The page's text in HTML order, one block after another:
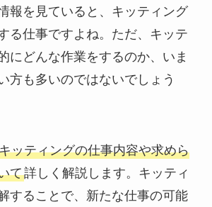
報を見ていると、キッティング
る仕事ですよね。ただ、キッテ
にどんな作業をするのか、いま
方も多いのではないでしょう
ッティングの仕事内容や求めら
て詳しく解説します。キッティ
することで、新たな仕事の可能